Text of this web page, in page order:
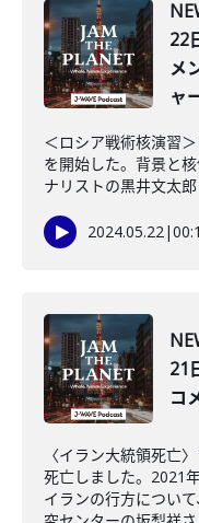
22
メ
ャ
＜ロシア戦術核演習
を開始した。背景と
ナリストの黒井文太
2024.05.22|
21
コ
〈イラン大統領死亡
死亡しました。2021
イランの行方につい